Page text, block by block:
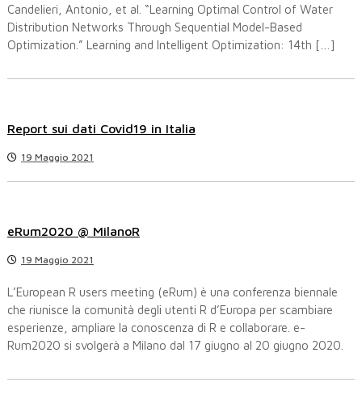
Candelieri, Antonio, et al. “Learning Optimal Control of Water
Distribution Networks Through Sequential Model-Based
Optimization.” Learning and Intelligent Optimization: 14th […]
Report sui dati Covid19 in Italia
19 Maggio 2021
eRum2020 @ MilanoR
19 Maggio 2021
L’European R users meeting (eRum) è una conferenza biennale
che riunisce la comunità degli utenti R d’Europa per scambiare
esperienze, ampliare la conoscenza di R e collaborare. e-
Rum2020 si svolgerà a Milano dal 17 giugno al 20 giugno 2020.